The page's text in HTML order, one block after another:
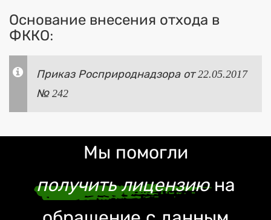
Основание внесения отхода в
ФККО:
Приказ Росприроднадзора от 22.05.2017
№ 242
Мы помогли
получить лицензиюна